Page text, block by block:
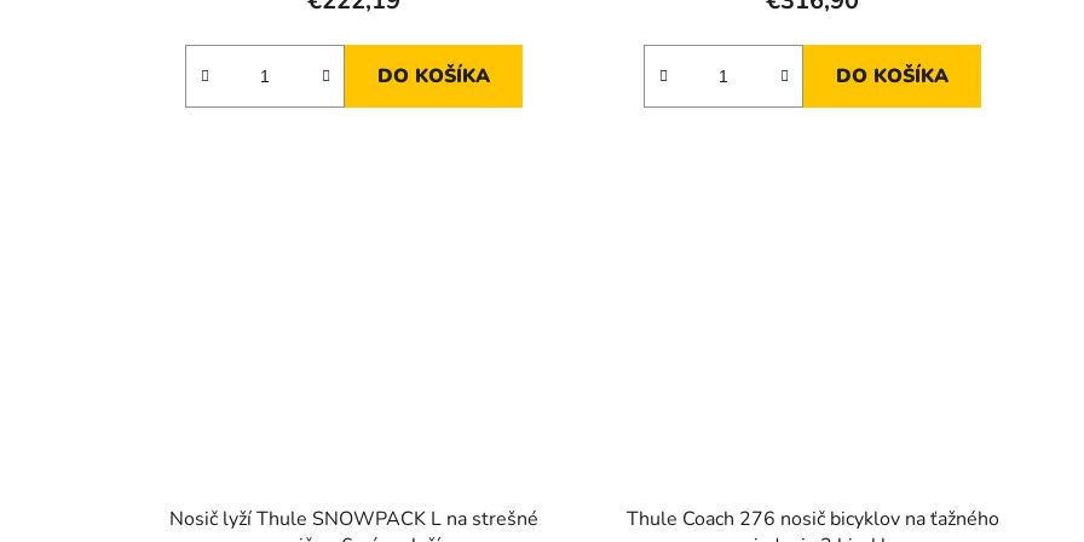
DO KOŠÍKA DO KOŠÍKA
Nosič lyží Thule SNOWPACK L na strešné
Thule Coach 276 nosič bicyklov na ťažného